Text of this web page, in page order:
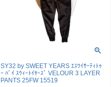
SY32 by SWEET YEARS ｴｽﾜｲｻｰﾃｨﾄｩ
ｰ ﾊﾞｲ ｽｳｨｰﾄｲﾔｰｽﾞ VELOUR 3 LAYER
PANTS 25FW 15519